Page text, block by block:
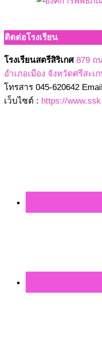
ติดต่อโรงเรียน
โรงเรียนสตรีสิริเกศ 879 ถ
อำเภอเมือง จังหวัดศรีสะเ
โทรสาร 045-620642
เว็บไซต์ : https://